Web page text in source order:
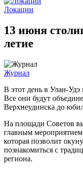
Локации
13 июня
летие
Журнал
В этот день в Улан-
Все они будут
Верхнеудинска до
На площади Советов
главным мероприятием
которая позволит
познакомиться с
региона.